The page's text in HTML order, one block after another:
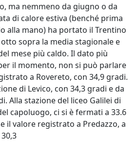
ma nemmeno da giugno o da
di calore estiva (benché prima
alla mano) ha portato il Trentino
sopra la media stagionale e
mese più caldo. Il dato più
il momento, non si può parlare
a Rovereto, con 34,9 gradi.
di Levico, con 34,3 gradi e da
Alla stazione del liceo Galilei di
capoluogo, ci si è fermati a 33.6
il valore registrato a Predazzo, a